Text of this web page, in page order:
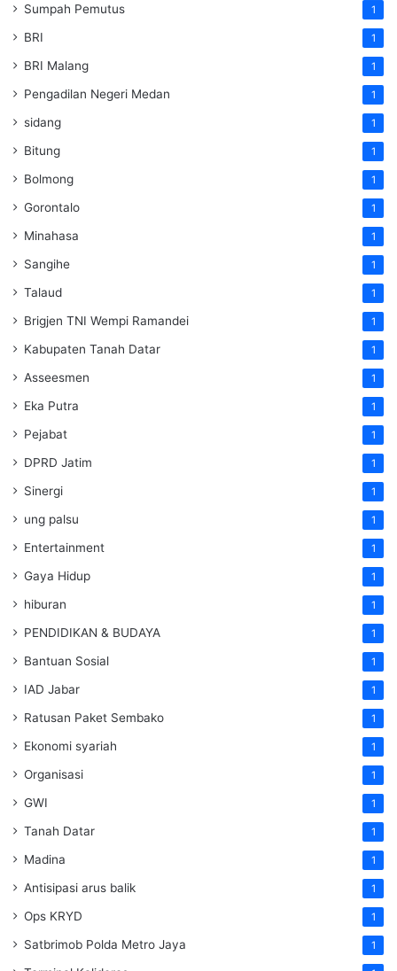
Sumpah Pemutus 1
BRI 1
BRI Malang 1
Pengadilan Negeri Medan 1
sidang 1
Bitung 1
Bolmong 1
Gorontalo 1
Minahasa 1
Sangihe 1
Talaud 1
Brigjen TNI Wempi Ramandei 1
Kabupaten Tanah Datar 1
Asseesmen 1
Eka Putra 1
Pejabat 1
DPRD Jatim 1
Sinergi 1
ung palsu 1
Entertainment 1
Gaya Hidup 1
hiburan 1
PENDIDIKAN & BUDAYA 1
Bantuan Sosial 1
IAD Jabar 1
Ratusan Paket Sembako 1
Ekonomi syariah 1
Organisasi 1
GWI 1
Tanah Datar 1
Madina 1
Antisipasi arus balik 1
Ops KRYD 1
Satbrimob Polda Metro Jaya 1